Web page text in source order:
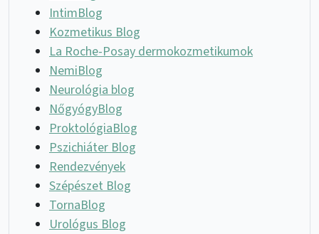
IntimBlog
Kozmetikus Blog
La Roche-Posay dermokozmetikumok
NemiBlog
Neurológia blog
NőgyógyBlog
ProktológiaBlog
Pszichiáter Blog
Rendezvények
Szépészet Blog
TornaBlog
Urológus Blog